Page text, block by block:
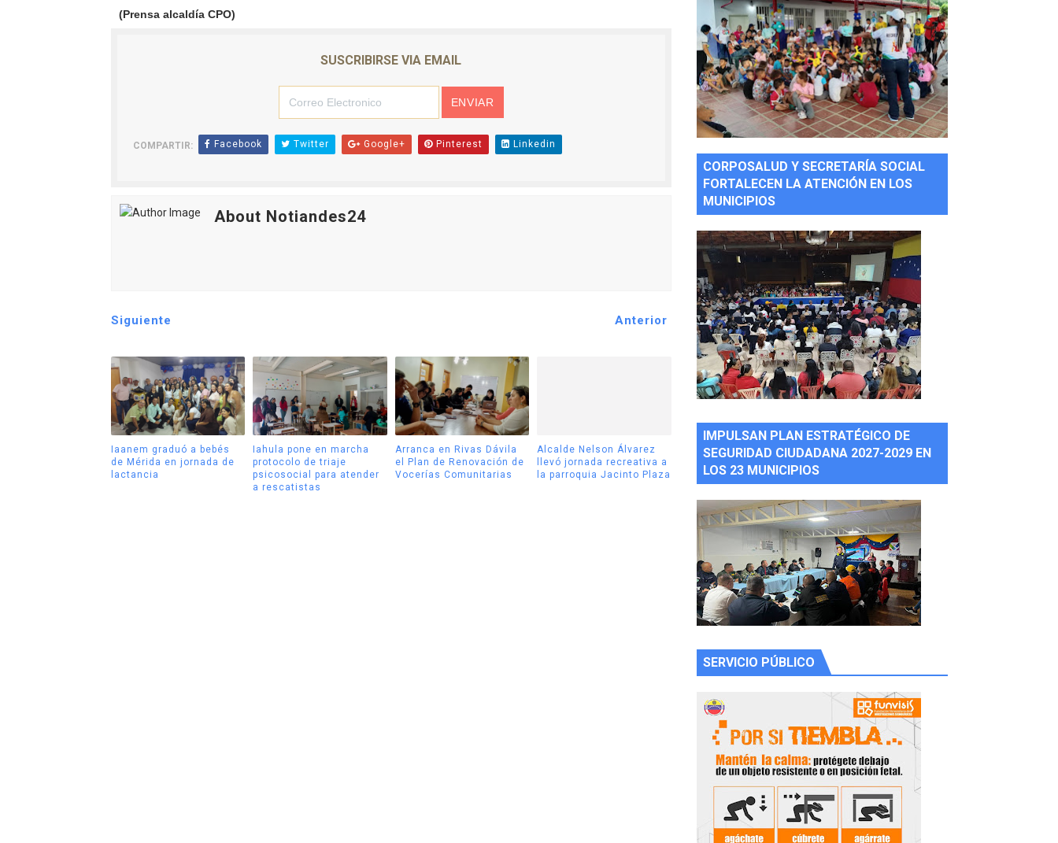
Plan Quirúrgico Regional llega a Pueblo Llano con la activación de dos quirófanos
Iaanem graduó a bebés de Mérida en jornada de lactancia
(Prensa alcaldía CPO)
SUSCRIBIRSE VIA EMAIL
COMPARTIR: Facebook Twitter Google+ Pinterest Linkedin
About Notiandes24
Siguiente Anterior
Iaanem graduó a bebés
de Mérida en jornada de
lactancia
Iahula pone en marcha
protocolo de triaje
psicosocial para atender
a rescatistas
Arranca en Rivas Dávila
el Plan de Renovación de
Vocerías Comunitarias
Alcalde Nelson Álvarez
llevó jornada recreativa a
la parroquia Jacinto Plaza
CORPOSALUD Y SECRETARÍA SOCIAL
FORTALECEN LA ATENCIÓN EN LOS
MUNICIPIOS
IMPULSAN PLAN ESTRATÉGICO DE
SEGURIDAD CIUDADANA 2027-2029 EN
LOS 23 MUNICIPIOS
SERVICIO PÚBLICO